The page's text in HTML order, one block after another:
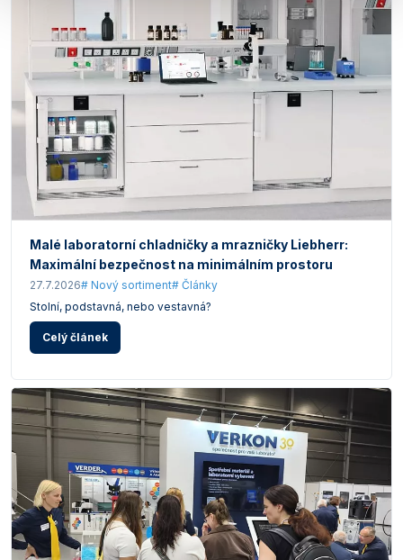
Malé laboratorní chladničky a mrazničky Liebherr:
Maximální bezpečnost na minimálním prostoru
27.7.2026# Nový sortiment# Články
Stolní, podstavná, nebo vestavná?
Celý článek